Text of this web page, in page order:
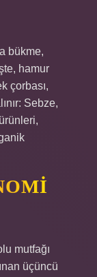
bükme,
hamur
çorbası,
Sebze,
mutfağı
üçüncü